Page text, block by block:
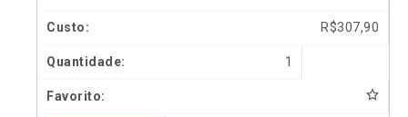
R$307,90
1